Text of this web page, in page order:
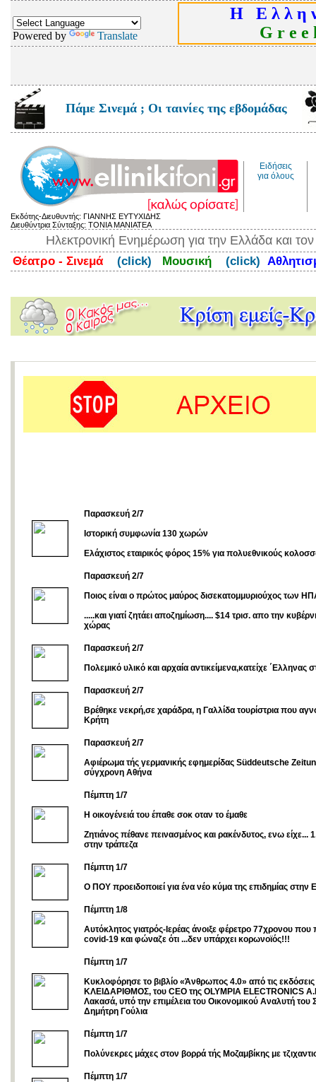
Powered by Translate
Η Ε λ λ η
G r e e
Πάμε Σινεμά ; Οι ταινίες της εβδομάδας
Ειδήσεις
για όλους
Εκδότης-Διευθυντής: ΓΙΑΝΝΗΣ ΕΥΤΥΧΙΔΗΣ
Διευθύντρια Σύνταξης: ΤΟΝΙΑ ΜΑΝΙΑΤΕΑ
Ηλεκτρονική Ενημέρωση για την Ελλάδα και
Θέατρο - Σινεμά (click) Μουσική (click)
Παρασκευή 2/7
Ιστορική συμφωνία 130 χωρών
Ελάχιστος εταιρικός φόρος 15% για πολυεθνικούς
Παρασκευή 2/7
Ποιος είναι ο πρώτος μαύρος δισεκατομμυριούχος των
.....και γιατί ζητάει αποζημίωση.... $14 τρισ. απο την
χώρας
Παρασκευή 2/7
Πολεμικό υλικό και αρχαία αντικείμενα,κατείχε ΄Ελληνας
Παρασκευή 2/7
Βρέθηκε νεκρή,σε χαράδρα, η Γαλλίδα τουρίστρια που
Κρήτη
Παρασκευή 2/7
Αφιέρωμα τής γερμανικής εφημερίδας Süddeutsche
σύγχρονη Αθήνα
Πέμπτη 1/7
Η οικογένειά του έπαθε σοκ οταν το έμαθε
Ζητιάνος πέθανε πεινασμένος και ρακένδυτος, ενω είχε...
στην τράπεζα
Πέμπτη 1/7
Ο ΠΟΥ προειδοποιεί για ένα νέο κύμα της επιδημίας
Πέμπτη 1/8
Αυτόκλητος γιατρός-Ιερέας άνοιξε φέρετρο 77χρονου
covid-19 και φώναζε ότι ...δεν υπάρχει κορωνοϊός!!!
Πέμπτη 1/7
Κυκλοφόρησε το βιβλίο «Άνθρωπος 4.0» από τις εκδόσεις
ΚΛΕΙΔΑΡΙΘΜΟΣ, του CEO της OLYMPIA ELECTRONICS
Λακασά, υπό την επιμέλεια του Οικονομικού Αναλυτή του
Δημήτρη Γούλια
Πέμπτη 1/7
Πολύνεκρες μάχες στον βορρά τής Μοζαμβίκης με
Πέμπτη 1/7